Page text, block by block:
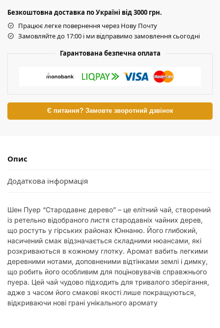
Безкоштовна доставка по Україні від 3000 грн.
Працює легке повернення через Нову Почту
Замовляйте до 17:00 і ми відправимо замовлення сьогодні
Гарантована безпечна оплата
Є питання? Замовте зворотний дзвінок
Опис
Додаткова інформація
Шен Пуер “Стародавнє дерево” – це елітний чай, створений
із ретельно відобраного листя стародавніх чайних дерев,
що ростуть у гірських районах Юннаню. Його глибокий,
насичений смак відзначається складними нюансами, які
розкриваються в кожному глотку. Аромат вабить легкими
деревними нотами, доповненими відтінками землі і димку,
що робить його особливим для поціновувачів справжнього
пуера. Цей чай чудово підходить для тривалого зберігання,
адже з часом його смакові якості лише покращуються,
відкриваючи нові грані унікального аромату